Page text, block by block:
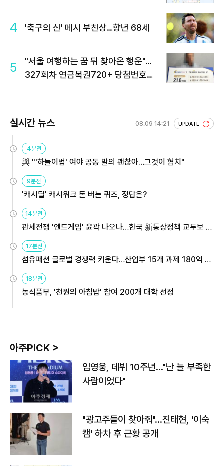
4 '축구의 신' 메시 부친상…향년 68세
5
"서울 여행하는 꿈 뒤 찾아온 행운"…
327회차 연금복권720+ 당첨번호조
실시간 뉴스 08.09 14:21 UPDATE
4분전
與 "'하늘이법' 여야 공동 발의 괜찮아…그것이 협치"
9분전
'캐시딜' 캐시워크 돈 버는 퀴즈, 정답은?
14분전
관세전쟁 '엔드게임' 윤곽 나오나…한국 新통상정책 교두보 활
용해야
17분전
섬유패션 글로벌 경쟁력 키운다…산업부 15개 과제 180억 지
원
18분전
농식품부, '천원의 아침밥' 참여 200개 대학 선정
아주PICK >
임영웅, 데뷔 10주년…"난 늘 부족한
사람이었다"
"광고주들이 찾아줘"…진태현, '이숙
캠' 하차 후 근황 공개